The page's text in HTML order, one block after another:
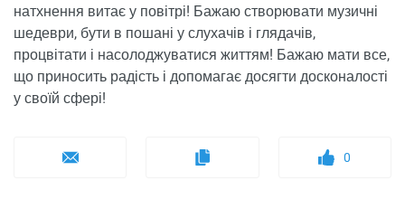
натхнення витає у повітрі! Бажаю створювати музичні
шедеври, бути в пошані у слухачів і глядачів,
процвітати і насолоджуватися життям! Бажаю мати все,
що приносить радість і допомагає досягти досконалості
у своїй сфері!
0